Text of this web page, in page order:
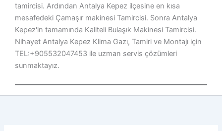
tamircisi. Ardından Antalya Kepez ilçesine en kısa
mesafedeki Çamaşır makinesi Tamircisi. Sonra Antalya
Kepez'in tamamında Kaliteli Bulaşık Makinesi Tamircisi.
Nihayet Antalya Kepez Klima Gazı, Tamiri ve Montajı için
TEL:+905532047453 ile uzman servis çözümleri
sunmaktayız.